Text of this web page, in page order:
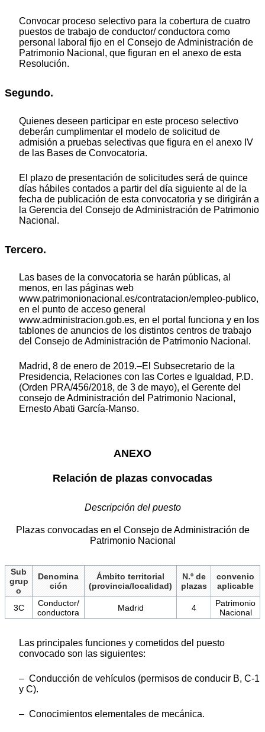
Convocar proceso selectivo para la cobertura de cuatro
puestos de trabajo de conductor/ conductora como
personal laboral fijo en el Consejo de Administración de
Patrimonio Nacional, que figuran en el anexo de esta
Resolución.
Segundo.
Quienes deseen participar en este proceso selectivo
deberán cumplimentar el modelo de solicitud de
admisión a pruebas selectivas que figura en el anexo IV
de las Bases de Convocatoria.
El plazo de presentación de solicitudes será de quince
días hábiles contados a partir del día siguiente al de la
fecha de publicación de esta convocatoria y se dirigirán a
la Gerencia del Consejo de Administración de Patrimonio
Nacional.
Tercero.
Las bases de la convocatoria se harán públicas, al
menos, en las páginas web
www.patrimonionacional.es/contratacion/empleo-publico,
en el punto de acceso general
www.administracion.gob.es, en el portal funciona y en los
tablones de anuncios de los distintos centros de trabajo
del Consejo de Administración de Patrimonio Nacional.
Madrid, 8 de enero de 2019.–El Subsecretario de la
Presidencia, Relaciones con las Cortes e Igualdad, P.D.
(Orden PRA/456/2018, de 3 de mayo), el Gerente del
consejo de Administración del Patrimonio Nacional,
Ernesto Abati García-Manso.
ANEXO
Relación de plazas convocadas
Descripción del puesto
Plazas convocadas en el Consejo de Administración de
Patrimonio Nacional
Sub
grup
o
Denomina
ción
Ámbito territorial
(provincia/localidad)
N.º de
plazas
convenio
aplicable
3C
Conductor/
conductora
Madrid 4
Patrimonio
Nacional
Las principales funciones y cometidos del puesto
convocado son las siguientes:
– Conducción de vehículos (permisos de conducir B, C-1
y C).
– Conocimientos elementales de mecánica.